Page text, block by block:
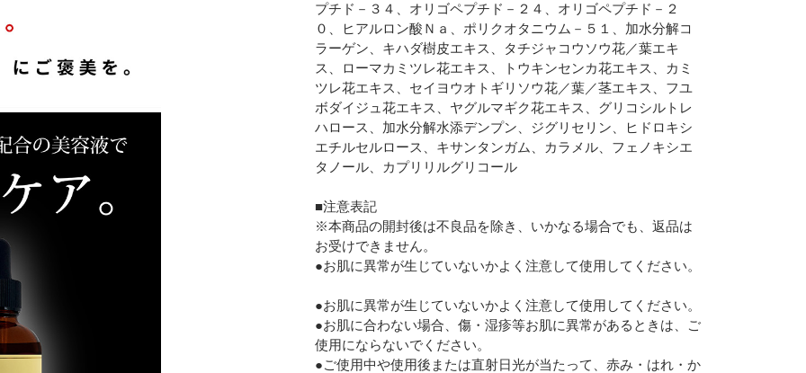
プチド－３４、オリゴペプチド－２４、オリゴペプチド－２
０、ヒアルロン酸Ｎａ、ポリクオタニウム－５１、加水分解コ
ラーゲン、キハダ樹皮エキス、タチジャコウソウ花／葉エキ
ス、ローマカミツレ花エキス、トウキンセンカ花エキス、カミ
ツレ花エキス、セイヨウオトギリソウ花／葉／茎エキス、フユ
ボダイジュ花エキス、ヤグルマギク花エキス、グリコシルトレ
ハロース、加水分解水添デンプン、ジグリセリン、ヒドロキシ
エチルセルロース、キサンタンガム、カラメル、フェノキシエ
タノール、カプリリルグリコール
■注意表記
※本商品の開封後は不良品を除き、いかなる場合でも、返品は
お受けできません。
●お肌に異常が生じていないかよく注意して使用してください。
●お肌に異常が生じていないかよく注意して使用してください。
●お肌に合わない場合、傷・湿疹等お肌に異常があるときは、ご
使用にならないでください。
●ご使用中や使用後または直射日光が当たって、赤み・はれ・か